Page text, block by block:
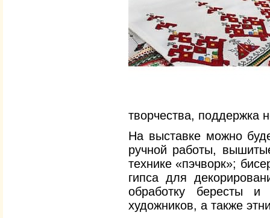
творчества, поддержка
На выставке можно
ручной работы,
технике «пэчворк»;
гипса для
обработку бересты и
художников, а также